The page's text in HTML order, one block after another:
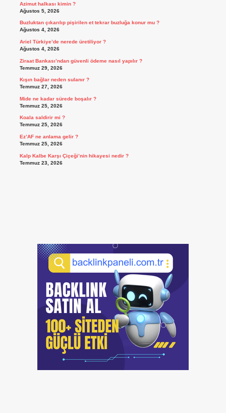
Azimut halkası kimin ?
Ağustos 5, 2026
Buzluktan çıkarılıp pişirilen et tekrar buzluğa konur mu ?
Ağustos 4, 2026
Ariel Türkiye’de nerede üretiliyor ?
Ağustos 4, 2026
Ziraat Bankası’ndan güvenli ödeme nasıl yapılır ?
Temmuz 29, 2026
Kışın bağlar neden sulanır ?
Temmuz 27, 2026
Mide ne kadar sürede boşalır ?
Temmuz 25, 2026
Koala saldirir mi ?
Temmuz 25, 2026
Ez’AF ne anlama gelir ?
Temmuz 25, 2026
Kalp Kalbe Karşı Çiçeği’nin hikayesi nedir ?
Temmuz 23, 2026